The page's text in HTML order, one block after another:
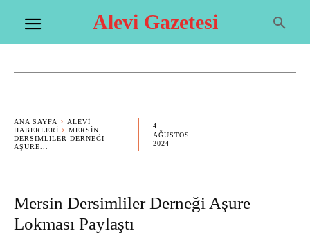
Alevi Gazetesi
ANA SAYFA
ALEVI
HABERLERI
MERSIN
DERSIMLILER DERNEĞI
AŞURE...
4
AĞUSTOS
2024
Mersin Dersimliler Derneği Aşure
Lokması Paylaştı